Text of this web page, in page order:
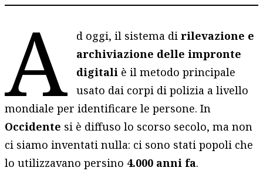
A d oggi, il sistema dirilevazione e
archiviazione delle impronte
digitali è il metodo principale
usato dai corpi di polizia a livello
mondiale per identificare le persone. In
Occidente si è diffuso lo scorso secolo, ma non
ci siamo inventati nulla: ci sono stati popoli che
lo utilizzavano persino 4.000 anni fa.